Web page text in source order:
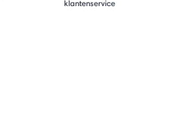
klantenservice